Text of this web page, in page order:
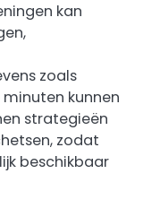
kan
zoals
kunnen
strategieën
zodat
beschikbaar